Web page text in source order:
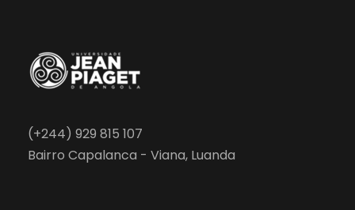
(+244) 929 815 107
Bairro Capalanca - Viana, Luanda